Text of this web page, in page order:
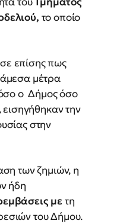
το οποίο
επίσης πως
μέτρα
ο Δήμος όσο
εισηγήθηκαν την
στην
των ζημιών, η
ήδη
μετη
του Δήμου.